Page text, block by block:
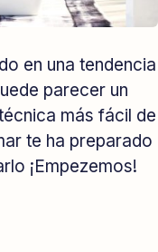
en una tendencia
parecer un
más fácil de
te ha preparado
¡Empezemos!